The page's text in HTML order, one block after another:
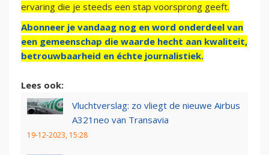
ervaring die je steeds een stap voorsprong geeft.
Abonneer je vandaag nog en word onderdeel van
een gemeenschap die waarde hecht aan kwaliteit,
betrouwbaarheid en échte journalistiek.
Lees ook:
Vluchtverslag: zo vliegt de nieuwe Airbus
A321neo van Transavia
19-12-2023, 15:28